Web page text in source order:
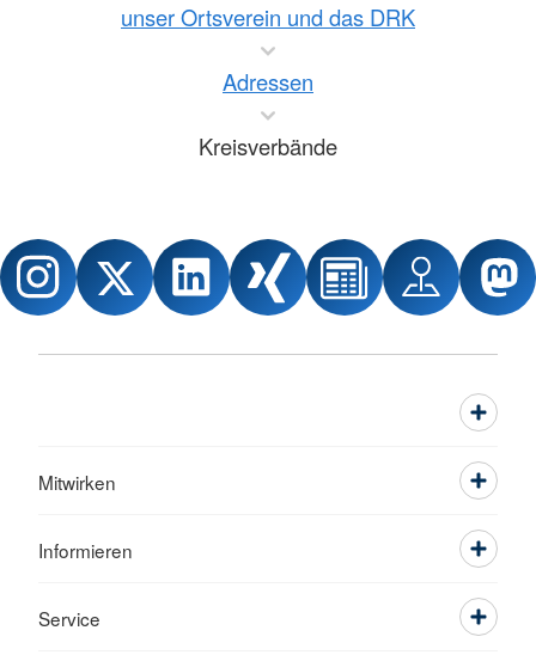
unser Ortsverein und das DRK
Adressen
Kreisverbände
Mitwirken
Informieren
Service